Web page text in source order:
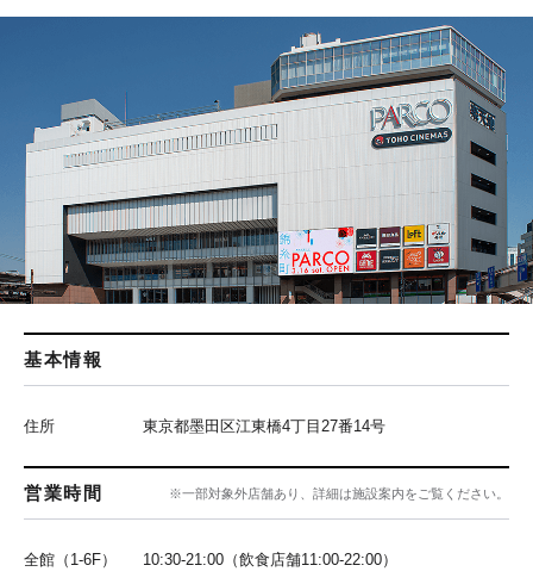
基本情報
住所 東京都墨田区江東橋4丁目27番14号
営業時間 ※一部対象外店舗あり、詳細は施設案内をご覧ください。
全館（1-6F） 10:30-21:00（飲食店舗11:00-22:00）